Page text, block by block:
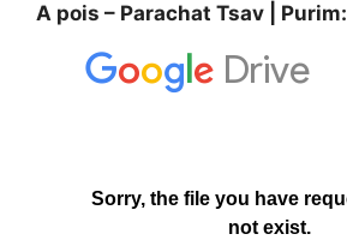
A pois – Parachat Tsav | Purim: